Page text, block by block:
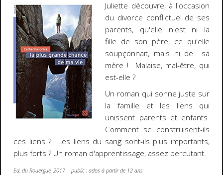
Juliette découvre, à l'occasion
du divorce conflictuel de ses
parents, qu'elle n'est ni la
fille de son père, ce qu'elle
soupçonnait, mais ni de sa
mère ! Malaise, mal-être, qui
est-elle ?
Un roman qui sonne juste sur
la famille et les liens qui
unissent parents et enfants.
Comment se construisent-ils
ces liens ? Les liens du sang sont-ils plus importants,
plus forts ? Un roman d'apprentissage, assez percutant.
Ed. du Rouergue, 2017 public : ados à partir de 12 ans